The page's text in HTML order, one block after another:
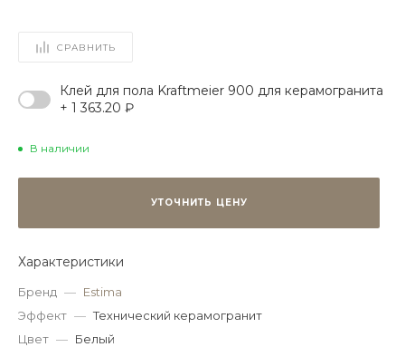
СРАВНИТЬ
Клей для пола Kraftmeier 900 для керамогранита
+ 1 363.20 ₽
В наличии
УТОЧНИТЬ ЦЕНУ
Характеристики
Бренд — Estima
Эффект — Технический керамогранит
Цвет — Белый